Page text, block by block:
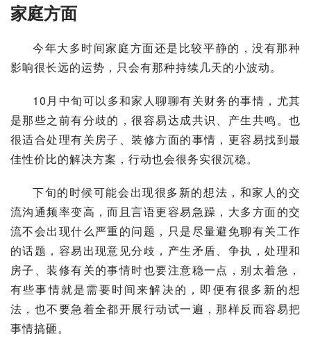
家庭方面
今年大多时间家庭方面还是比较平静的，没有那种
影响很长远的运势，只会有那种持续几天的小波动。
10月中旬可以多和家人聊聊有关财务的事情，尤其
是那些之前有分歧的，很容易达成共识、产生共鸣。也
很适合处理有关房子、装修方面的事情，更容易找到最
佳性价比的解决方案，行动也会很务实很沉稳。
下旬的时候可能会出现很多新的想法，和家人的交
流沟通频率变高，而且言语更容易急躁，大多方面的交
流不会出现什么严重的问题，只是尽量避免聊有关工作
的话题，容易出现意见分歧，产生矛盾、争执，处理和
房子、装修有关的事情时也要注意稳一点，别太着急，
有些事情就是需要时间来解决的，即便有很多新的想
法，也不要急着全都开展行动试一遍，那样反而容易把
事情搞砸。